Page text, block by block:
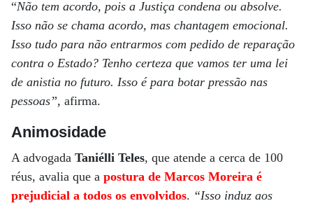
“Não tem acordo, pois a Justiça condena ou absolve.
Isso não se chama acordo, mas chantagem emocional.
Isso tudo para não entrarmos com pedido de reparação
contra o Estado? Tenho certeza que vamos ter uma lei
de anistia no futuro. Isso é para botar pressão nas
pessoas”, afirma.
Animosidade
A advogada Taniélli Teles, que atende a cerca de 100
réus, avalia que a postura de Marcos Moreira é
prejudicial a todos os envolvidos. “Isso induz aos